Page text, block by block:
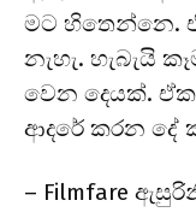
මට හිතෙන්නෙ.
නැහැ. හැබැයි
වෙන දෙයක්.
ආදරේ කරන දේ
– Filmfare